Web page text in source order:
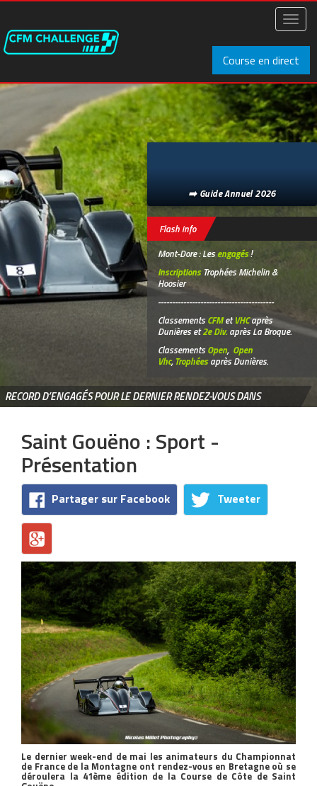
Aller
principal
Course en direct
➡️ Guide Annuel 2026
Flash info
Mont-Dore : Lesengagés!
InscriptionsTrophées Michelin &
Hoosier
-----------------------------------------
ClassementsCFMetVHCaprès
Dunières et2e Div. après La Broque.
ClassementsOpen, Open
Vhc, Trophéesaprès Dunières.
RECORD D’ENGAGÉS POUR LE DERNIER RENDEZ-VOUS DANS
Saint Gouëno : Sport -
Présentation
Partager sur Facebook Tweeter
Le dernier week-end de mai les animateurs du Championnat
de France de la Montagne ont rendez-vous en Bretagne où se
déroulera la 41ème édition de la Course de Côte de Saint